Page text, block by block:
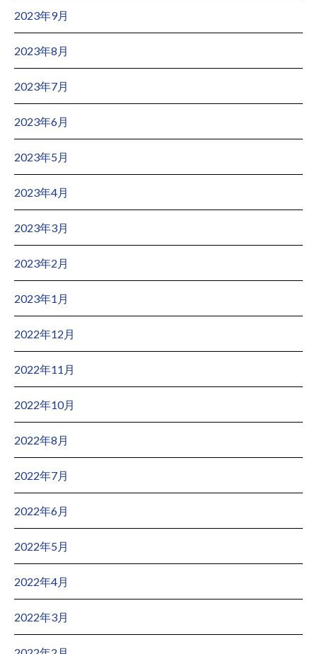
2023年9月
2023年8月
2023年7月
2023年6月
2023年5月
2023年4月
2023年3月
2023年2月
2023年1月
2022年12月
2022年11月
2022年10月
2022年8月
2022年7月
2022年6月
2022年5月
2022年4月
2022年3月